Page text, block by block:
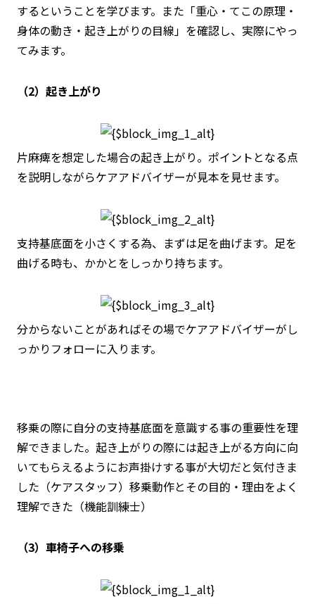
するということを学びます。また「重心・てこの原理・
身体の動き・起き上がりの目線」を確認し、実際にやっ
てみます。
（2）起き上がり
片麻痺を想定した場合の起き上がり。ポイントとなる点
を説明しながらケアアドバイザーが見本を見せます。
支持基底面を小さくする為、まずは足を曲げます。足を
曲げる時も、かかとをしっかり持ちます。
分からないことがあればその場でケアアドバイザーがし
っかりフォローに入ります。
移乗の際に自分の支持基底面を意識する事の重要性を理
解できました。起き上がりの際には起き上がる方向に向
いてもらえるようにお声掛けする事が大切だと気付きま
した（ケアスタッフ）移乗動作とその目的・理由をよく
理解できた（機能訓練士）
（3）車椅子への移乗